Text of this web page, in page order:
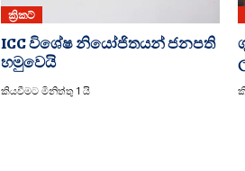
ක්‍රිකට්
ICC විශේෂ නියෝජිතයන් ජනපති
හමුවෙයි
කියවීමට මිනිත්තු 1 යි